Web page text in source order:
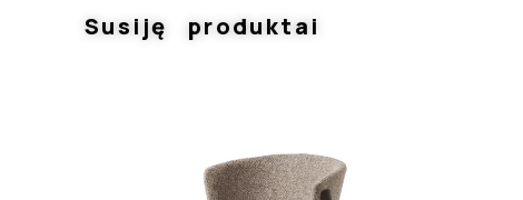
Susiję produktai